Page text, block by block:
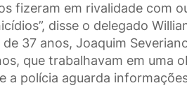
fizeram em rivalidade com
disse o delegado
37 anos, Joaquim
que trabalhavam em uma
a polícia aguarda